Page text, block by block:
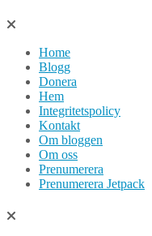
Hoppa
innehållHome
Blogg
Donera
Hem
Integritetspolicy
Kontakt
Om bloggen
Om oss
Prenumerera
Prenumerera Jetpack